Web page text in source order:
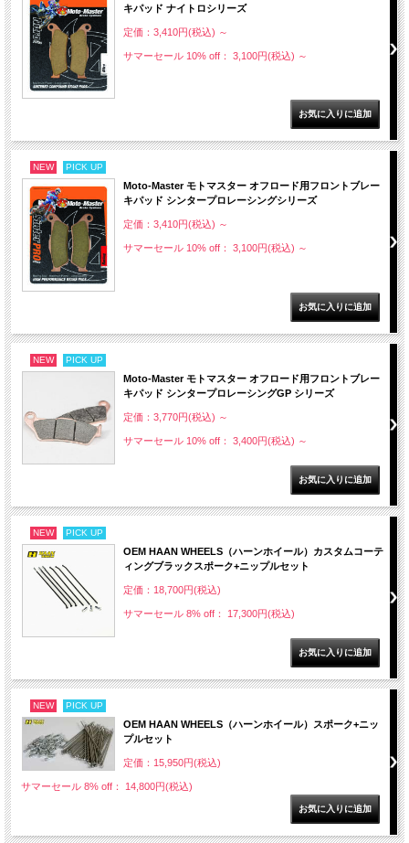
キパッド ナイトロシリーズ
定価：3,410円(税込) ～
サマーセール 10% off： 3,100円(税込) ～
NEW PICK UP
Moto-Master モトマスター オフロード用フロントブレー
キパッド シンタープロレーシングシリーズ
定価：3,410円(税込) ～
サマーセール 10% off： 3,100円(税込) ～
NEW PICK UP
Moto-Master モトマスター オフロード用フロントブレー
キパッド シンタープロレーシングGP シリーズ
定価：3,770円(税込) ～
サマーセール 10% off： 3,400円(税込) ～
NEW PICK UP
OEM HAAN WHEELS（ハーンホイール）カスタムコーテ
ィングブラックスポーク+ニップルセット
定価：18,700円(税込)
サマーセール 8% off： 17,300円(税込)
NEW PICK UP
OEM HAAN WHEELS（ハーンホイール）スポーク+ニッ
プルセット
定価：15,950円(税込)
サマーセール 8% off： 14,800円(税込)